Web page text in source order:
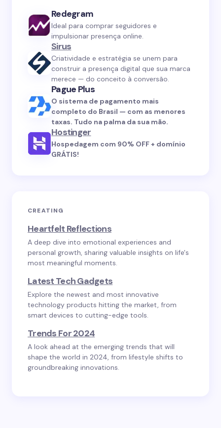
Redegram
Ideal para comprar seguidores e
impulsionar presença online.
Sirus
Criatividade e estratégia se unem para
construir a presença digital que sua marca
merece — do conceito à conversão.
Pague Plus
O sistema de pagamento mais
completo do Brasil — com as menores
taxas. Tudo na palma da sua mão.
Hostinger
Hospedagem com 90% OFF + domínio
GRÁTIS!
CREATING
Heartfelt Reflections
A deep dive into emotional experiences and
personal growth, sharing valuable insights on life's
most meaningful moments.
Latest Tech Gadgets
Explore the newest and most innovative
technology products hitting the market, from
smart devices to cutting-edge tools.
Trends For 2024
A look ahead at the emerging trends that will
shape the world in 2024, from lifestyle shifts to
groundbreaking innovations.